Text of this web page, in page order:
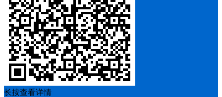
长按查看详情